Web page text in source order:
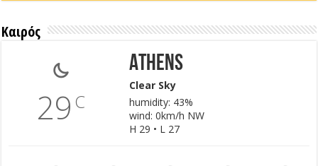
Καιρός
29 C
Athens
Clear Sky
humidity: 43%
wind: 0km/h NW
H 29 • L 27